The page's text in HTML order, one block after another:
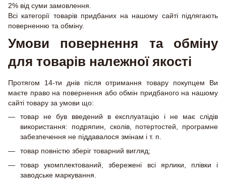
2% від суми замовлення.
Всі категорії товарів придбаних на нашому сайті підлягають
поверненню та обміну.
Умови повернення та обміну
для товарів належної якості
Протягом 14-ти днів після отримання товару покупцем Ви
маєте право на повернення або обмін придбаного на нашому
сайті товару за умови що:
товар не був введений в експлуатацію і не має слідів
використання: подряпин, сколів, потертостей, програмне
забезпечення не піддавалося змінам і т. п.
товар повністю зберіг товарний вигляд;
товар укомплектований, збережені всі ярлики, плівки і
заводське маркування.